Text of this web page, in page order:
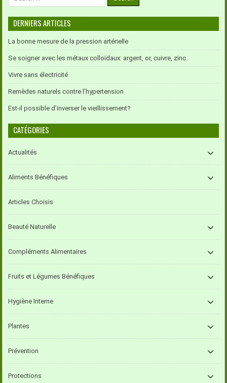
for:
DERNIERS ARTICLES
La bonne mesure de la pression artérielle
Se soigner avec les métaux colloïdaux: argent, or, cuivre, zinc.
Vivre sans électricité
Remèdes naturels contre l’hypertension
Est-il possible d’inverser le vieillissement?
CATÉGORIES
Actualités
Aliments Bénéfiques
Articles Choisis
Beauté Naturelle
Compléments Alimentaires
Fruits et Légumes Bénéfiques
Hygiène Interne
Plantes
Prévention
Protections